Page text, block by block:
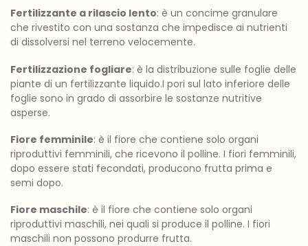
Fertilizzante a rilascio lento: è un concime granulare
che rivestito con una sostanza che impedisce ai nutrienti
di dissolversi nel terreno velocemente.
Fertilizzazione fogliare: è la distribuzione sulle foglie delle
piante di un fertilizzante liquido.I pori sul lato inferiore delle
foglie sono in grado di assorbire le sostanze nutritive
asperse.
Fiore femminile: è il fiore che contiene solo organi
riproduttivi femminili, che ricevono il polline. I fiori femminili,
dopo essere stati fecondati, producono frutta prima e
semi dopo.
Fiore maschile: è il fiore che contiene solo organi
riproduttivi maschili, nei quali si produce il polline. I fiori
maschili non possono produrre frutta.